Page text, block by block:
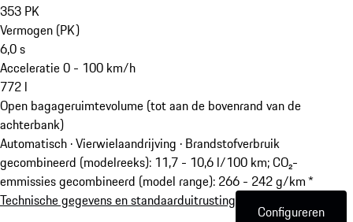
353 PK
Vermogen (PK)
6,0s
Acceleratie 0 - 100 km/h
772 l
Open bagageruimtevolume (tot aan de bovenrand van de
achterbank)
Automatisch · Vierwielaandrijving · Brandstofverbruik
gecombineerd (modelreeks): 11,7 - 10,6 l/100 km; CO₂-
emmissies gecombineerd (model range): 266 - 242 g/km *
Technische gegevens en standaarduitrusting
Configureren